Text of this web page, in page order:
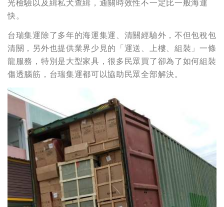
光檢驗以及緝私犬查緝，通關時效性不一定比一般海運
快。
台瑞集運除了多年的海運集運、清關經驗外，不但包稅包
清關，另外也提供業界少見的「運送、上樓、組裝」一條
龍服務，特別是大型家具，很多民眾買了卻為了如何組裝
傷透腦筋，台瑞集運都可以協助民眾全部解決。